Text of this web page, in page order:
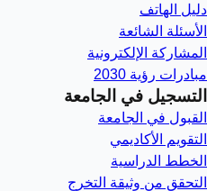
دليل الهاتف
الأسئلة الشائعة
المشاركة الإلكترونية
مبادرات رؤية 2030
التسجيل في الجامعة
القبول في الجامعة
التقويم الأكاديمي
الخطط الدراسية
التحقق من وثيقة التخرج